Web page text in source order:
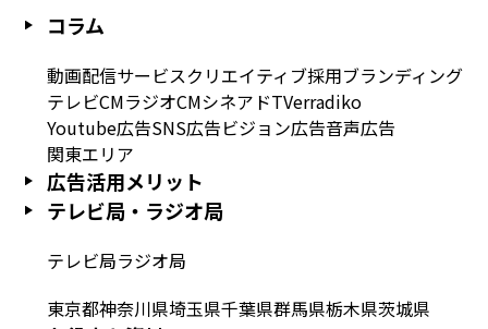
コラム
動画配信サービスクリエイティブ採用ブランディング
テレビCMラジオCMシネアドTVerradiko
Youtube広告SNS広告ビジョン広告音声広告
関東エリア
広告活用メリット
テレビ局・ラジオ局
テレビ局ラジオ局
東京都神奈川県埼玉県千葉県群馬県栃木県茨城県